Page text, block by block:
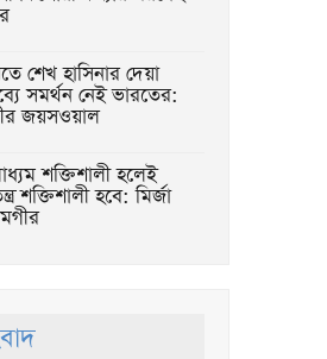
শেখ হাসিনার দেয়া
সমর্থন নেই ভারতের:
জয়সওয়াল
শক্তিশালী হলেই
শক্তিশালী হবে: মির্জা